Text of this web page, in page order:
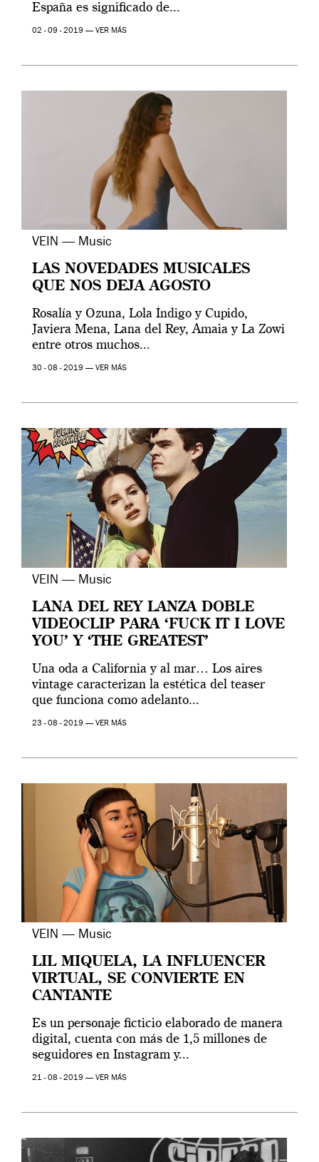
España es significado de...
02 - 09 - 2019 — VER MÁS
VEIN — Music
LAS NOVEDADES MUSICALES
QUE NOS DEJA AGOSTO
Rosalía y Ozuna, Lola Índigo y Cupido,
Javiera Mena, Lana del Rey, Amaia y La Zowi
entre otros muchos...
30 - 08 - 2019 — VER MÁS
VEIN — Music
LANA DEL REY LANZA DOBLE
VIDEOCLIP PARA ‘FUCK IT I LOVE
YOU’ Y ‘THE GREATEST’
Una oda a California y al mar… Los aires
vintage caracterizan la estética del teaser
que funciona como adelanto...
23 - 08 - 2019 — VER MÁS
VEIN — Music
LIL MIQUELA, LA INFLUENCER
VIRTUAL, SE CONVIERTE EN
CANTANTE
Es un personaje ficticio elaborado de manera
digital, cuenta con más de 1,5 millones de
seguidores en Instagram y...
21 - 08 - 2019 — VER MÁS